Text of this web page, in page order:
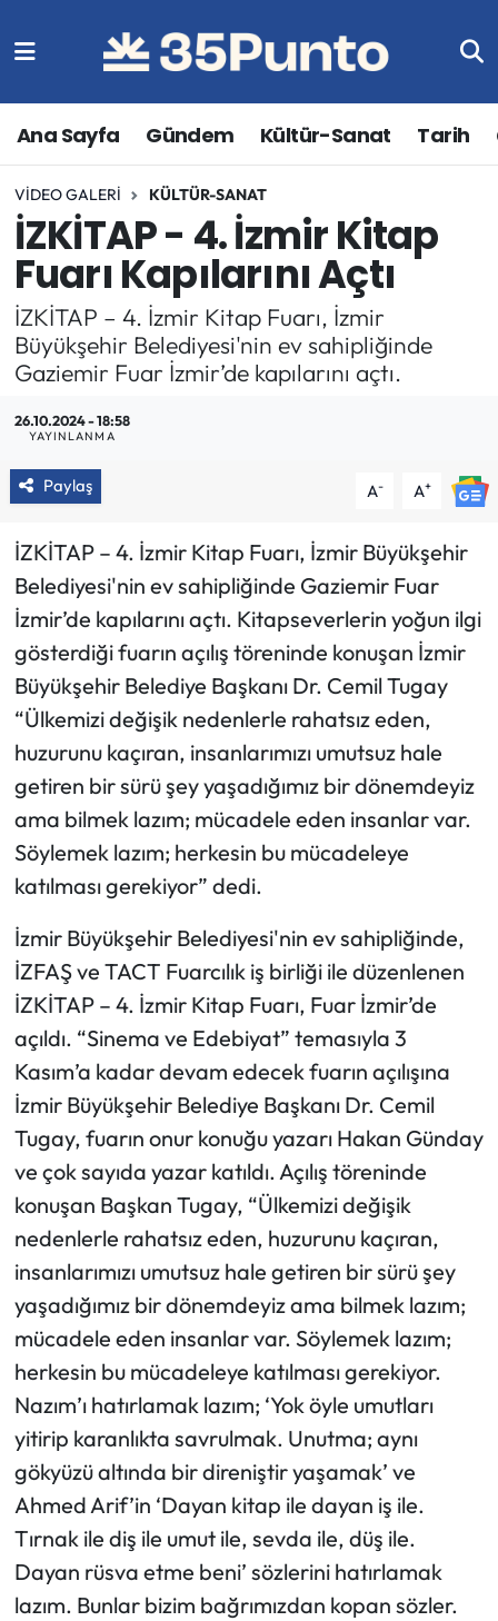
Ana Sayfa Gündem Kültür-Sanat Tarih
VIDEO GALERI KÜLTÜR-SANAT
İZKİTAP - 4. İzmir Kitap
Fuarı Kapılarını Açtı
İZKİTAP – 4. İzmir Kitap Fuarı, İzmir
Büyükşehir Belediyesi'nin ev sahipliğinde
Gaziemir Fuar İzmir’de kapılarını açtı.
26.10.2024 - 18:58
YAYINLANMA
Paylaş A- A+
İZKİTAP – 4. İzmir Kitap Fuarı, İzmir Büyükşehir
Belediyesi'nin ev sahipliğinde Gaziemir Fuar
İzmir’de kapılarını açtı. Kitapseverlerin yoğun ilgi
gösterdiği fuarın açılış töreninde konuşan İzmir
Büyükşehir Belediye Başkanı Dr. Cemil Tugay
“Ülkemizi değişik nedenlerle rahatsız eden,
huzurunu kaçıran, insanlarımızı umutsuz hale
getiren bir sürü şey yaşadığımız bir dönemdeyiz
ama bilmek lazım; mücadele eden insanlar var.
Söylemek lazım; herkesin bu mücadeleye
katılması gerekiyor” dedi.
İzmir Büyükşehir Belediyesi'nin ev sahipliğinde,
İZFAŞ ve TACT Fuarcılık iş birliği ile düzenlenen
İZKİTAP – 4. İzmir Kitap Fuarı, Fuar İzmir’de
açıldı. “Sinema ve Edebiyat” temasıyla 3
Kasım’a kadar devam edecek fuarın açılışına
İzmir Büyükşehir Belediye Başkanı Dr. Cemil
Tugay, fuarın onur konuğu yazarı Hakan Günday
ve çok sayıda yazar katıldı. Açılış töreninde
konuşan Başkan Tugay, “Ülkemizi değişik
nedenlerle rahatsız eden, huzurunu kaçıran,
insanlarımızı umutsuz hale getiren bir sürü şey
yaşadığımız bir dönemdeyiz ama bilmek lazım;
mücadele eden insanlar var. Söylemek lazım;
herkesin bu mücadeleye katılması gerekiyor.
Nazım’ı hatırlamak lazım; ‘Yok öyle umutları
yitirip karanlıkta savrulmak. Unutma; aynı
gökyüzü altında bir direniştir yaşamak’ ve
Ahmed Arif’in ‘Dayan kitap ile dayan iş ile.
Tırnak ile diş ile umut ile, sevda ile, düş ile.
Dayan rüsva etme beni’ sözlerini hatırlamak
lazım. Bunlar bizim bağrımızdan kopan sözler.